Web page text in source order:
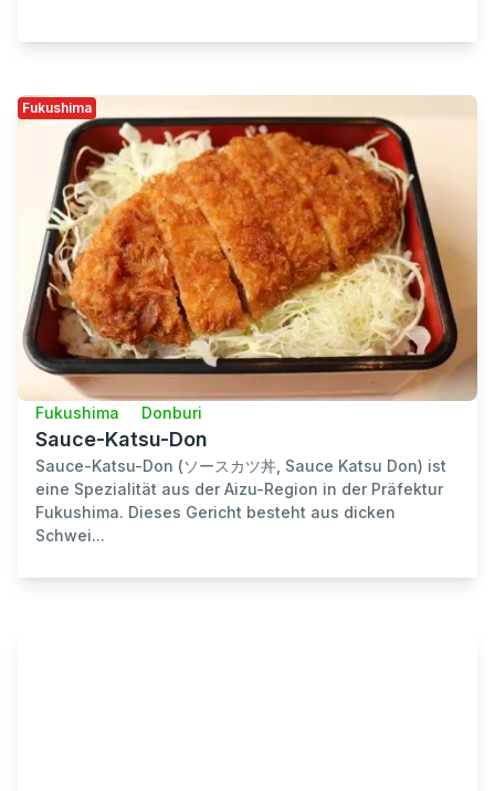
Fukushima
Fukushima Donburi
Sauce-Katsu-Don
Sauce-Katsu-Don (ソースカツ丼, Sauce Katsu Don) ist
eine Spezialität aus der Aizu-Region in der Präfektur
Fukushima. Dieses Gericht besteht aus dicken
Schwei...